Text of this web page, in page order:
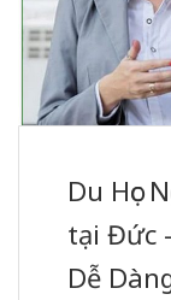
Du Học
tại Đức
Dễ